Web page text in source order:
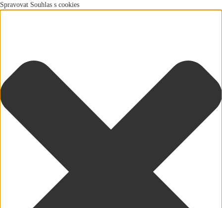
Spravovat Souhlas s cookies